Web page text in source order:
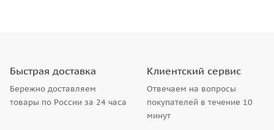
Быстрая доставка
Бережно доставляем
товары по России за 24 часа
Клиентский сервис
Отвечаем на вопросы
покупателей в течение 10
минут